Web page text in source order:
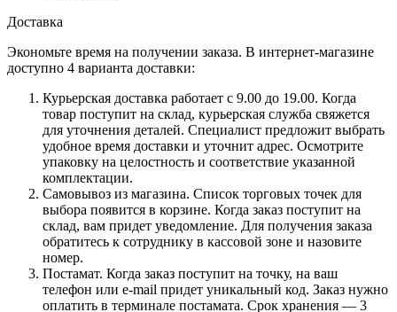
Доставка
Экономьте время на получении заказа. В интернет-магазине
доступно 4 варианта доставки:
Курьерская доставка работает с 9.00 до 19.00. Когда
товар поступит на склад, курьерская служба свяжется
для уточнения деталей. Специалист предложит выбрать
удобное время доставки и уточнит адрес. Осмотрите
упаковку на целостность и соответствие указанной
комплектации.
Самовывоз из магазина. Список торговых точек для
выбора появится в корзине. Когда заказ поступит на
склад, вам придет уведомление. Для получения заказа
обратитесь к сотруднику в кассовой зоне и назовите
номер.
Постамат. Когда заказ поступит на точку, на ваш
телефон или e-mail придет уникальный код. Заказ нужно
оплатить в терминале постамата. Срок хранения — 3